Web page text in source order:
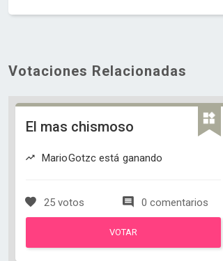
Votaciones Relacionadas
El mas chismoso
MarioGotzc está ganando
25 votos 0 comentarios
VOTAR